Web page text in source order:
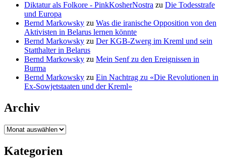
Diktatur als Folkore - PinkKosherNostra zu Die Todesstrafe
und Europa
Bernd Markowsky zu Was die iranische Opposition von den
Aktivisten in Belarus lernen könnte
Bernd Markowsky zu Der KGB-Zwerg im Kreml und sein
Statthalter in Belarus
Bernd Markowsky zu Mein Senf zu den Ereignissen in
Burma
Bernd Markowsky zu Ein Nachtrag zu «Die Revolutionen in
Ex-Sowjetstaaten und der Kreml»
Archiv
Archiv
Kategorien